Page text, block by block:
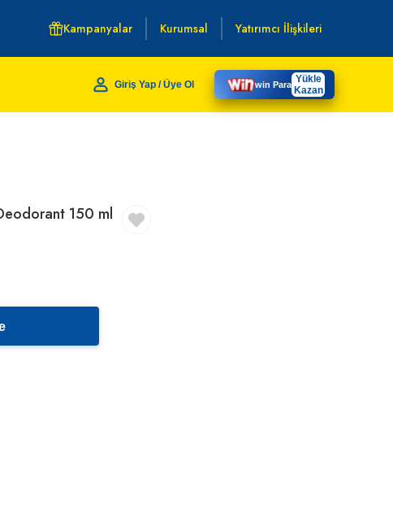
Kampanyalar Kurumsal Yatırımcı İlişkileri
Giriş Yap / Üye Ol win Para Yükle
Kazan
150 ml